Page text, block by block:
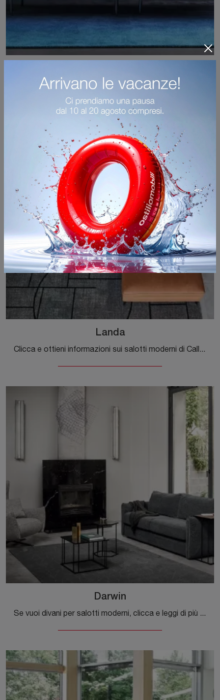
Landa
Clicca e ottieni informazioni sui salotti moderni di Calligaris! Diversi modelli di divani, come Landa, ti aspettano.
Darwin
Se vuoi divani per salotti moderni, clicca e leggi di più sul modello Darwin in tessuto dell'azienda Calligaris.